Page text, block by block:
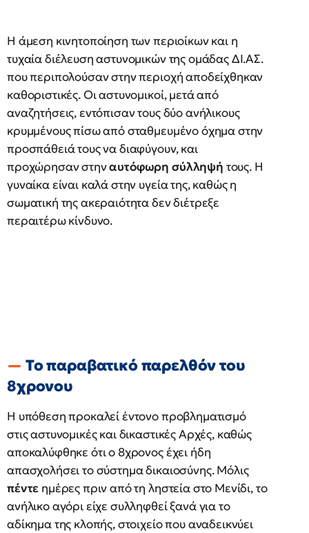
Η άμεση κινητοποίηση των περιοίκων και η
τυχαία διέλευση αστυνομικών της ομάδας ΔΙ.ΑΣ.
που περιπολούσαν στην περιοχή αποδείχθηκαν
καθοριστικές. Οι αστυνομικοί, μετά από
αναζητήσεις, εντόπισαν τους δύο ανήλικους
κρυμμένους πίσω από σταθμευμένο όχημα στην
προσπάθειά τους να διαφύγουν, και
προχώρησαν στηναυτόφωρη σύλληψή τους. Η
γυναίκα είναι καλά στην υγεία της, καθώς η
σωματική της ακεραιότητα δεν διέτρεξε
περαιτέρω κίνδυνο.
Το παραβατικό παρελθόν του
8χρονου
Η υπόθεση προκαλεί έντονο προβληματισμό
στις αστυνομικές και δικαστικές Αρχές, καθώς
αποκαλύφθηκε ότι ο 8χρονος έχει ήδη
απασχολήσει το σύστημα δικαιοσύνης. Μόλις
πέντε ημέρες πριν από τη ληστεία στο Μενίδι, το
ανήλικο αγόρι είχε συλληφθεί ξανά για το
αδίκημα της κλοπής, στοιχείο που αναδεικνύει